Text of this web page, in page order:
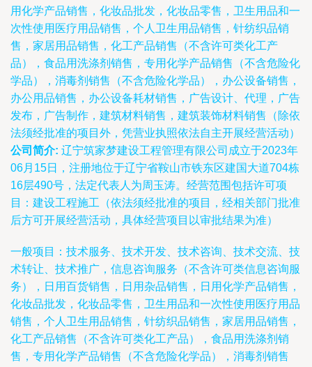
用化学产品销售，化妆品批发，化妆品零售，卫生用品和一
次性使用医疗用品销售，个人卫生用品销售，针纺织品销
售，家居用品销售，化工产品销售（不含许可类化工产
品），食品用洗涤剂销售，专用化学产品销售（不含危险化
学品），消毒剂销售（不含危险化学品），办公设备销售，
办公用品销售，办公设备耗材销售，广告设计、代理，广告
发布，广告制作，建筑材料销售，建筑装饰材料销售（除依
法须经批准的项目外，凭营业执照依法自主开展经营活动）
公司简介: 辽宁筑家梦建设工程管理有限公司成立于2023年
06月15日，注册地位于辽宁省鞍山市铁东区建国大道704栋
16层490号，法定代表人为周玉涛。经营范围包括许可项
目：建设工程施工（依法须经批准的项目，经相关部门批准
后方可开展经营活动，具体经营项目以审批结果为准）
一般项目：技术服务、技术开发、技术咨询、技术交流、技
术转让、技术推广，信息咨询服务（不含许可类信息咨询服
务），日用百货销售，日用杂品销售，日用化学产品销售，
化妆品批发，化妆品零售，卫生用品和一次性使用医疗用品
销售，个人卫生用品销售，针纺织品销售，家居用品销售，
化工产品销售（不含许可类化工产品），食品用洗涤剂销
售，专用化学产品销售（不含危险化学品），消毒剂销售